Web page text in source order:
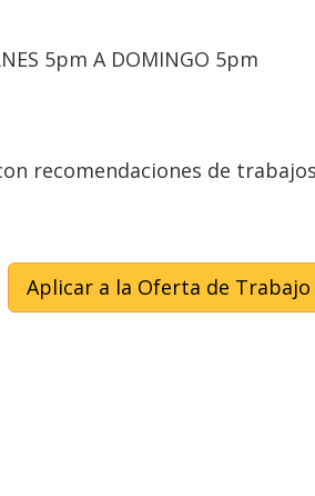
5pm A DOMINGO 5pm
recomendaciones de
Aplicar a la Oferta de Trabajo